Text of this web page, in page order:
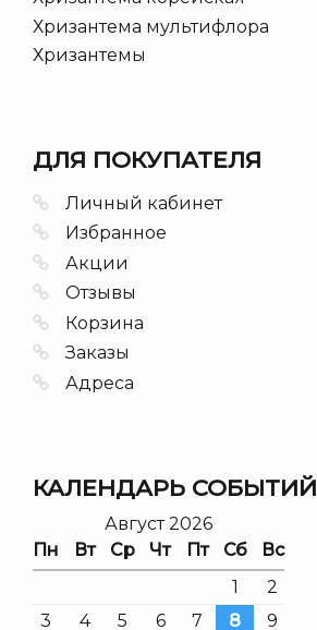
Хризантема мультифлора
Хризантемы
ДЛЯ ПОКУПАТЕЛЯ
Личный кабинет
Избранное
Акции
Отзывы
Корзина
Заказы
Адреса
КАЛЕНДАРЬ СОБЫТИЙ
Август 2026
Пн
Вт Ср Чт Пт Сб
Вс
1
2
3
4 5 6 7 8 9